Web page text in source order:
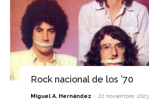
Rock nacional de los ’70
Miguel A. Hernández - 22 noviembre, 2023